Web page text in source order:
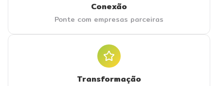
Conexão
Ponte com empresas parceiras
Transformação